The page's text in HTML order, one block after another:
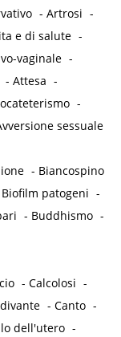
-Artrosi -
e di salute -
vaginale -
-Attesa -
-
sessuale
- Biancospino
Biofilm patogeni -
- Buddhismo -
-Calcolosi -
-Canto -
dell'utero -